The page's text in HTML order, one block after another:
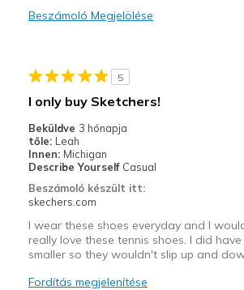
View On Shoes
Shoes are for Wearing
Beszámoló Megjelölése
5
I only buy Sketchers!
Beküldve 3 hónapja
tőle: Leah
Innen: Michigan
Describe Yourself Casual
Beszámoló készült itt:
skechers.com
I wear these shoes everyday and I
really love these tennis shoes. I did
smaller so they wouldn't slip up and
Fordítás megjelenítése